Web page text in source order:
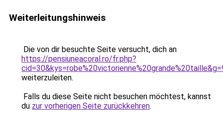
Weiterleitungshinweis
Die von dir besuchte Seite versucht, dich an
https://pensiuneacoral.ro/fr.php?
weiterzuleiten.
Falls du diese Seite nicht besuchen möchtest, kannst
du zur vorherigen Seite zurückkehren.